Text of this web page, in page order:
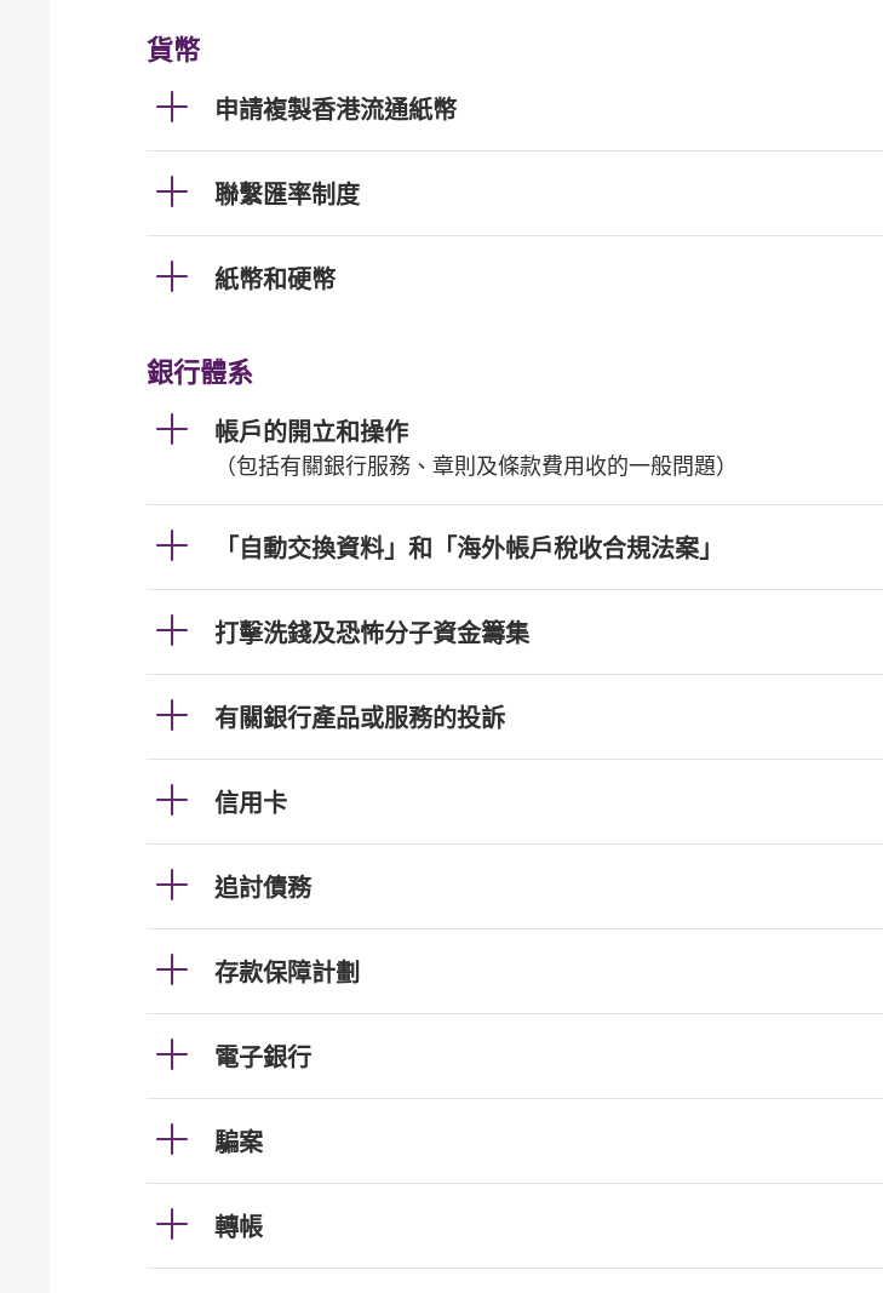
貨幣
申請複製香港流通紙幣
聯繫匯率制度
紙幣和硬幣
銀行體系
帳戶的開立和操作
（包括有關銀行服務、章則及條款費用收的一般問題）
「自動交換資料」和「海外帳戶稅收合規法案」
打擊洗錢及恐怖分子資金籌集
有關銀行產品或服務的投訴
信用卡
追討債務
存款保障計劃
電子銀行
騙案
轉帳